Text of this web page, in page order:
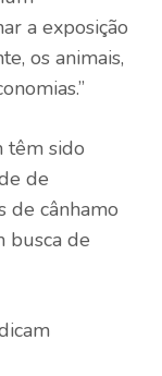
a exposição
os animais,
têm sido
de
de cânhamo
busca de